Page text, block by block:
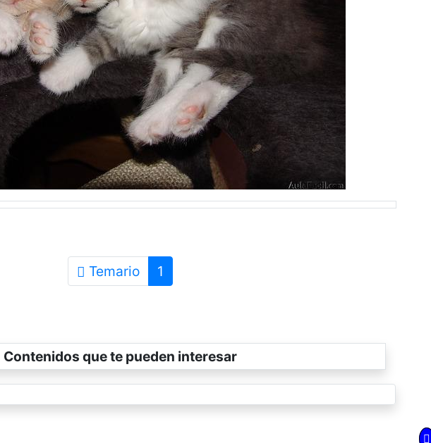
Temario 1
Contenidos que te pueden interesar